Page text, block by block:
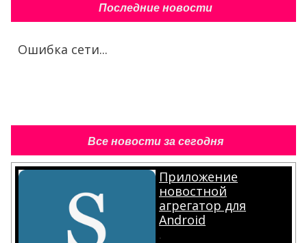
Последние новости
Ошибка сети...
Все новости за сегодня
Приложение
новостной
агрегатор для
Android
.